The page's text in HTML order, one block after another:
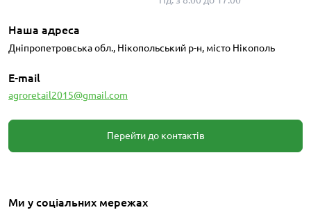
Наша адреса
Дніпропетровська обл., Нікопольський р-н, місто Нікополь
E-mail
agroretail2015@gmail.com
Перейти до контактів
Ми у соціальних мережах